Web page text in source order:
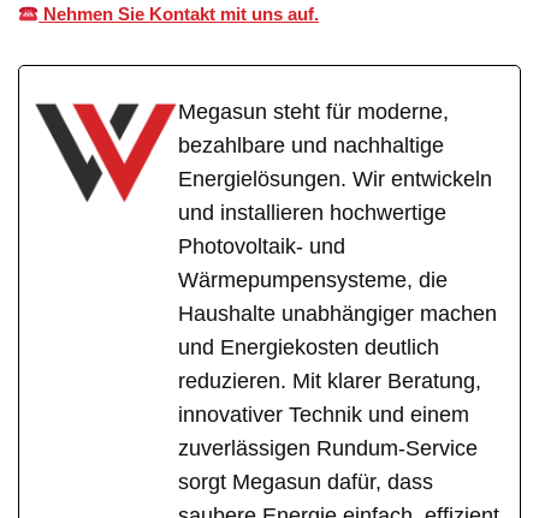
Nehmen Sie Kontakt mit uns auf.
Megasun steht für moderne,
bezahlbare und nachhaltige
Energielösungen. Wir entwickeln
und installieren hochwertige
Photovoltaik- und
Wärmepumpensysteme, die
Haushalte unabhängiger machen
und Energiekosten deutlich
reduzieren. Mit klarer Beratung,
innovativer Technik und einem
zuverlässigen Rundum-Service
sorgt Megasun dafür, dass